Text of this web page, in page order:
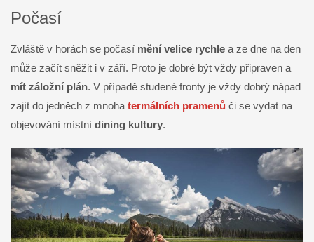
Počasí
Zvláště v horách se počasí mění velice rychle a ze dne na den
může začít sněžit i v září. Proto je dobré být vždy připraven a
mít záložní plán. V případě studené fronty je vždy dobrý nápad
zajít do jedněch z mnoha termálních pramenů či se vydat na
objevování místní dining kultury.